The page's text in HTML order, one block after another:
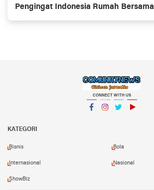
Pengingat Indonesia Rumah Bersama
CONNECT WITH US
KATEGORI
Bisnis Bola
Internasional Nasional
ShowBiz